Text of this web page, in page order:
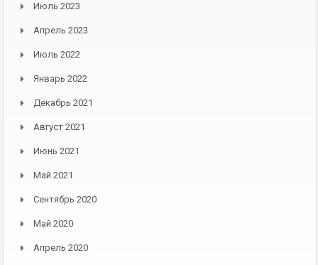
Июль 2023
Апрель 2023
Июль 2022
Январь 2022
Декабрь 2021
Август 2021
Июнь 2021
Май 2021
Сентябрь 2020
Май 2020
Апрель 2020